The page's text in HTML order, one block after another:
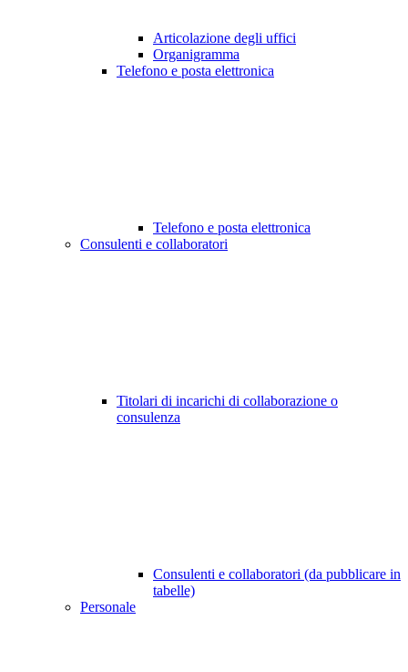
Articolazione degli uffici
Organigramma
Telefono e posta elettronica
Telefono e posta elettronica
Consulenti e collaboratori
Titolari di incarichi di collaborazione o
consulenza
Consulenti e collaboratori (da pubblicare in
tabelle)
Personale